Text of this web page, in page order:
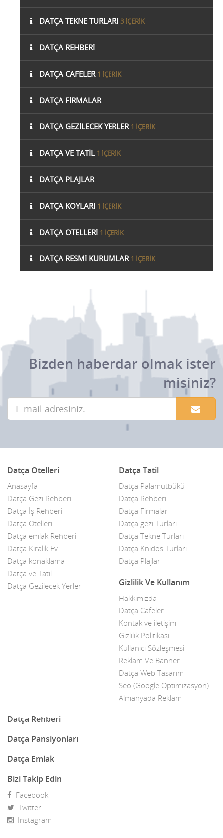
DATÇA TEKNE TURLARI 3 IÇERIK
DATÇA REHBERI
DATÇA CAFELER 1 IÇERIK
DATÇA FIRMALAR
DATÇA GEZILECEK YERLER 1 IÇERIK
DATÇA VE TATIL 1 IÇERIK
DATÇA PLAJLAR
DATÇA KOYLARI 1 IÇERIK
DATÇA OTELLERI 1 IÇERIK
DATÇA RESMI KURUMLAR 1 IÇERIK
Bizden haberdar olmak ister
misiniz?
Datça Otelleri
Anasayfa
Datça Gezi Rehberi
Datça İş Rehberi
Datça Otelleri
Datça emlak Rehberi
Datça Kiralık Ev
Datça konaklama
Datça ve Tatil
Datça Gezilecek Yerler
Datça Tatil
Datça Palamutbükü
Datça Rehberi
Datça Firmalar
Datça gezi Turları
Datça Tekne Turları
Datça Knidos Turları
Datça Plajlar
Gizlilik Ve Kullanım
Hakkımızda
Datça Cafeler
Kontak ve iletişim
Gizlilik Politikası
Kullanıcı Sözleşmesi
Reklam Ve Banner
Datça Web Tasarım
Seo (Google Optimizasyon)
Almanyada Reklam
Datça Rehberi
Datça Pansiyonları
Datça Emlak
Bizi Takip Edin
Facebook
Twitter
Instagram